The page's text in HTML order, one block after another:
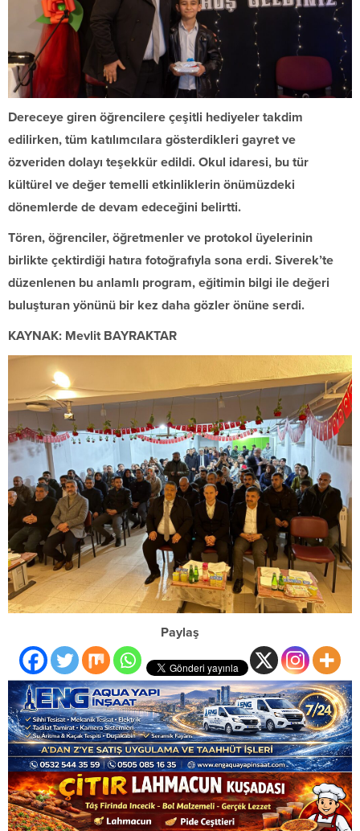
Dereceye giren öğrencilere çeşitli hediyeler takdim
edilirken, tüm katılımcılara gösterdikleri gayret ve
özveriden dolayı teşekkür edildi. Okul idaresi, bu tür
kültürel ve değer temelli etkinliklerin önümüzdeki
dönemlerde de devam edeceğini belirtti.
Tören, öğrenciler, öğretmenler ve protokol üyelerinin
birlikte çektirdiği hatıra fotoğrafıyla sona erdi. Siverek’te
düzenlenen bu anlamlı program, eğitimin bilgi ile değeri
buluşturan yönünü bir kez daha gözler önüne serdi.
KAYNAK: Mevlit BAYRAKTAR
Paylaş